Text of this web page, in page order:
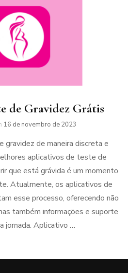
de Gravidez Grátis
16 de novembro de 2023
gravidez de maneira discreta e
aplicativos de teste de
que está grávida é um momento
Atualmente, os aplicativos de
esse processo, oferecendo não
também informações e suporte
jornada. Aplicativo …